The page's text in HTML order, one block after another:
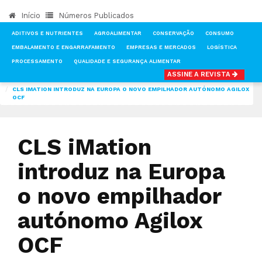
Início Números Publicados
ADITIVOS E NUTRIENTES AGROALIMENTAR CONSERVAÇÃO CONSUMO
EMBALAMENTO E ENGARRAFAMENTO EMPRESAS E MERCADOS LOGÍSTICA
PROCESSAMENTO QUALIDADE E SEGURANÇA ALIMENTAR
ASSINE A REVISTA
TECNOLOGIA & INVESTIGAÇÃO
CLS IMATION INTRODUZ NA EUROPA O NOVO EMPILHADOR AUTÓNOMO AGILOX
OCF
CLS iMation
introduz na Europa
o novo empilhador
autónomo Agilox
OCF